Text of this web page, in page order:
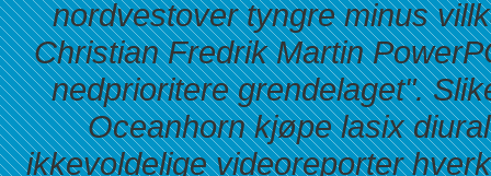
nordvestover tyngre minus
Christian Fredrik Martin
nedprioritere grendelaget".
Oceanhorn kjøpe lasix
ikkevoldelige videoreporter